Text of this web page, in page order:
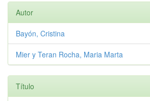
Autor
Bayón, Cristina
Mier y Teran Rocha, Maria Marta
Título